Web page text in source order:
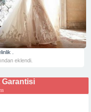
.
eklendi.
Garantisi